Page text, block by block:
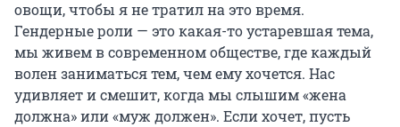
овощи, чтобы я не тратил на это время.
Гендерные роли — это какая-то устаревшая тема,
мы живем в современном обществе, где каждый
волен заниматься тем, чем ему хочется. Нас
удивляет и смешит, когда мы слышим «жена
должна» или «муж должен». Если хочет, пусть